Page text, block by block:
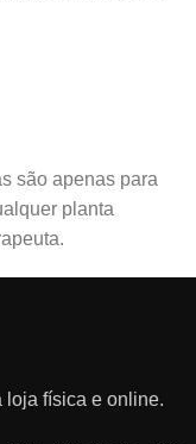
são apenas para
planta
loja física e online.